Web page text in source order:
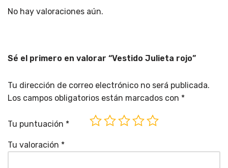
No hay valoraciones aún.
Sé el primero en valorar “Vestido Julieta rojo”
Tu dirección de correo electrónico no será publicada.
Los campos obligatorios están marcados con *
Tu puntuación *
Tu valoración *